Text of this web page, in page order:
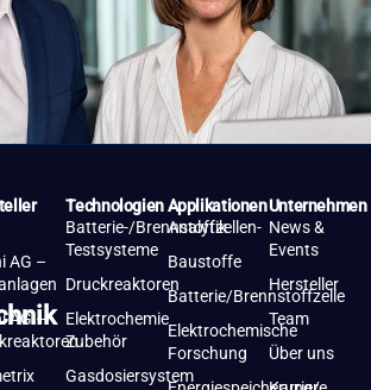
AG –
AG –
Technologien
Batterie-/Brennstoffzellen-
Testsysteme
Druckreaktoren
Elektrochemie
Zubehör
Gasdosiersystem
Applikationen
Analytik
Baustoffe
Batterie/Brennstoffzelle
Elektrochemische
Forschung
Unternehmen
News &
Events
Hersteller
Team
Über uns